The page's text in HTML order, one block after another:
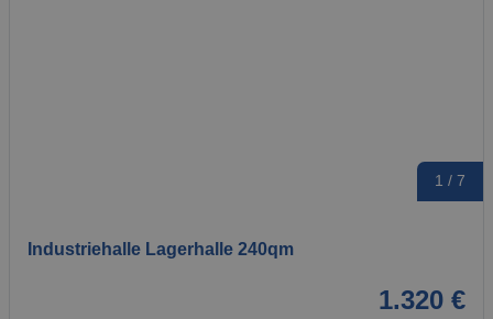
1 / 7
Industriehalle Lagerhalle 240qm
1.320 €